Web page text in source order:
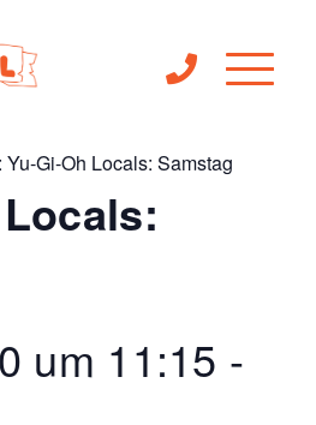
Yu-Gi-Oh Locals: Samstag
um 11:15 -